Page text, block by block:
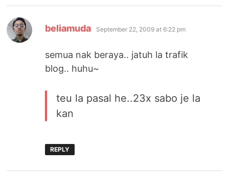
beliamuda says:
September 22, 2009 at 6:22 pm
semua nak beraya.. jatuh la trafik
blog.. huhu~
teu la pasal he..23x sabo je la
kan
REPLY